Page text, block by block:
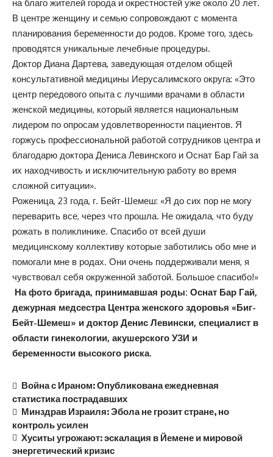
на благо жителей города и окрестностей уже около 20 лет.
В центре женщину и семью сопровождают с момента
планирования беременности до родов. Кроме того, здесь
проводятся уникальные лечебные процедуры.
Доктор Диана Дартева, заведующая отделом общей
консультативной медицины Иерусалимского округа: «Это
центр передового опыта с лучшими врачами в области
женской медицины, который является национальным
лидером по опросам удовлетворенности пациентов. Я
горжусь профессиональной работой сотрудников центра и
благодарю доктора Дениса Левинского и Оснат Бар Гай за
их находчивость и исключительную работу во время
сложной ситуации».
Роженица, 23 года, г. Бейт-Шемеш: «Я до сих пор не могу
переварить все, через что прошла. Не ожидала, что буду
рожать в поликлинике. Спасибо от всей души
медицинскому коллективу которые заботились обо мне и
помогали мне в родах. Они очень поддерживали меня, я
чувствовал себя окруженной заботой. Большое спасибо!»
На фото бригада, принимавшая роды: Оснат Бар Гай,
дежурная медсестра Центра женского здоровья «Биг-
Бейт-Шемеш» и доктор Денис Левински, специалист в
области гинекологии, акушерского УЗИ и
беременности высокого риска.
Война с Ираном: Опубликована ежедневная
статистика пострадавших
Минздрав Израиля: Эбола не грозит стране, но
контроль усилен
Хуситы угрожают: эскалация в Йемене и мировой
энергетический кризис